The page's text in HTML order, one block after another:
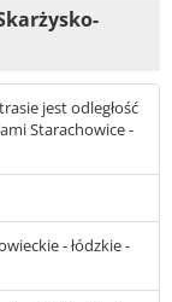
jest odległość
Starachowice -
- łódzkie -